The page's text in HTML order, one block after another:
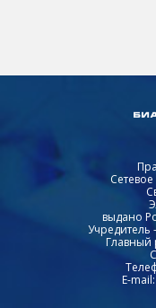
выдано
Учредитель
Главный
E-mail: